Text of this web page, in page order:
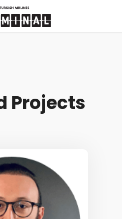
Projects